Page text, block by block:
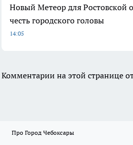
Новый Метеор для Ростовской
честь городского головы
14:05
Комментарии на этой странице
Про Город Чебоксары